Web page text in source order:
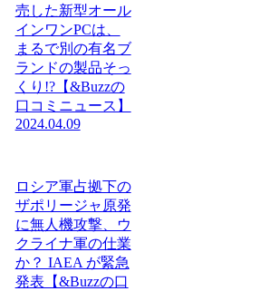
売した新型オール
インワンPCは、
まるで別の有名ブ
ランドの製品そっ
くり!?【&Buzzの
口コミニュース】
2024.04.09
ロシア軍占拠下の
ザポリージャ原発
に無人機攻撃、ウ
クライナ軍の仕業
か？ IAEA が緊急
発表【&Buzzの口